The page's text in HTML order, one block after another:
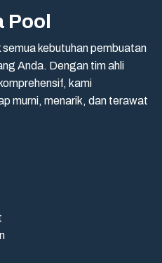
Pool
kebutuhan pembuatan
Anda. Dengan tim ahli
kami
murni, menarik, dan terawat